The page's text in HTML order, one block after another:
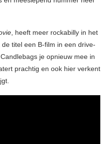
, heeft meer rockabilly in het
de titel een B-film in een drive-
je opnieuw mee in
prachtig en ook hier verkent